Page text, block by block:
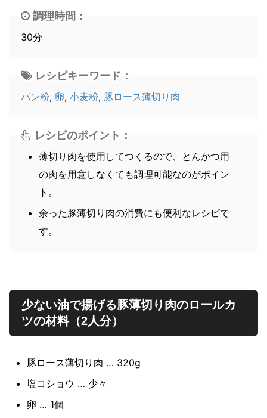
調理時間：
30分
レシピのポイント：
薄切り肉を使用してつくるので、とんかつ用
の肉を用意しなくても調理可能なのがポイン
ト。
余った豚薄切り肉の消費にも便利なレシピで
す。
レシピキーワード：
パン粉, 卵, 小麦粉, 豚ロース薄切り肉
少ない油で揚げる豚薄切り肉のロールカ
ツの材料（2人分）
豚ロース薄切り肉 … 320g
塩コショウ … 少々
卵 … 1個